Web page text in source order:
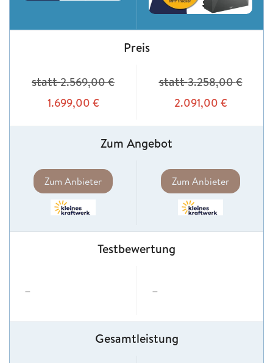
Preis
statt2.569,00€
1.699,00 €
statt3.258,00€
2.091,00 €
Zum Angebot
Zum Anbieter Zum Anbieter
Testbewertung
– –
Gesamtleistung